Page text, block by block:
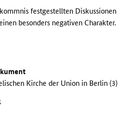
festgestellten Diskussionen
besonders negativen Charakter.
Kirche der Union in Berlin (3)